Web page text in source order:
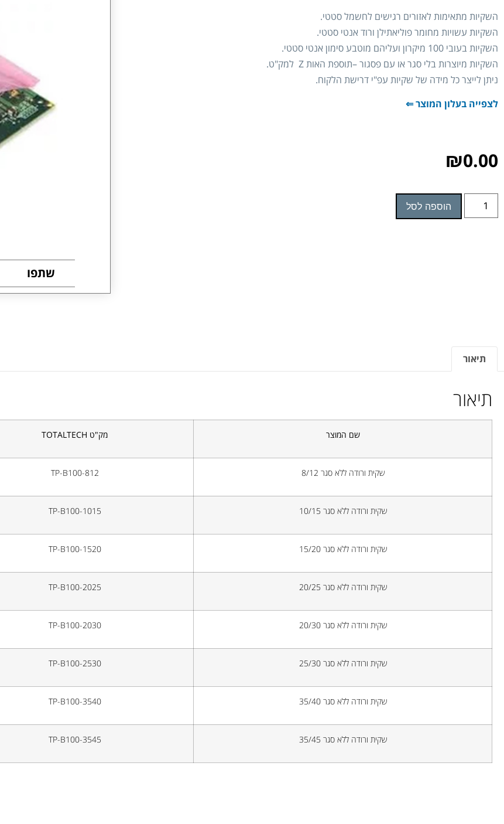
השקיות מתאימות לאזורים רגישים לחשמל סטטי.
השקיות עשויות מחומר פוליאתילן ורוד אנטי סטטי.
השקיות בעובי 100 מיקרון ועליהם מוטבע סימון אנטי סטטי.
השקיות מיוצרות בלי סגר או עם פסגור –תוספת האות Z למק"ט.
ניתן לייצר כל מידה של שקיות עפ"י דרישת הלקוח.
לצפייה בעלון המוצר ⇐
₪0.00
הוספה לסל
שתפו
תיאור
תיאור
שם המוצר מק"ט TOTALTECH
שקית ורודה ללא סגר 8/12 TP-B100-812
שקית ורודה ללא סגר 10/15 TP-B100-1015
שקית ורודה ללא סגר 15/20 TP-B100-1520
שקית ורודה ללא סגר 20/25 TP-B100-2025
שקית ורודה ללא סגר 20/30 TP-B100-2030
שקית ורודה ללא סגר 25/30 TP-B100-2530
שקית ורודה ללא סגר 35/40 TP-B100-3540
שקית ורודה ללא סגר 35/45 TP-B100-3545